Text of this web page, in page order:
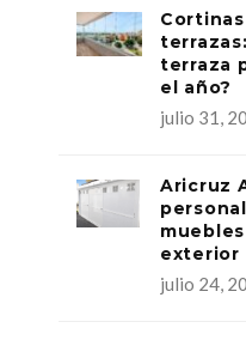
terraza
el año?
julio 31,
Aricruz
exterior
julio 24,